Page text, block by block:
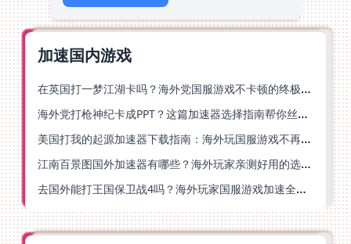
加速国内游戏
在英国打一梦江湖卡吗？海外党国服游戏不卡顿的终极解法
海外党打枪神纪卡成PPT？这篇加速器选择指南帮你丝滑上分
美国打我的起源加速器下载指南：海外玩国服游戏不再卡的终极方案
江南百景图国外加速器有哪些？海外玩家亲测好用的选择与避坑指南
去国外能打王国保卫战4吗？海外玩家国服游戏加速全攻略（附公主连结幻想江湖实测）